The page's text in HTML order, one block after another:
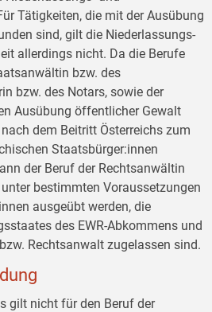
Tätigkeiten, die mit der Ausübung
sind, gilt die Niederlassungs-
allerdings nicht. Da die Berufe
bzw. des
bzw. des Notars, sowie der
Ausübung öffentlicher Gewalt
dem Beitritt Österreichs zum
Staatsbürger:innen
der Beruf der Rechtsanwältin
bestimmten Voraussetzungen
ausgeübt werden, die
des EWR-Abkommens und
Rechtsanwalt zugelassen sind.
gilt nicht für den Beruf der